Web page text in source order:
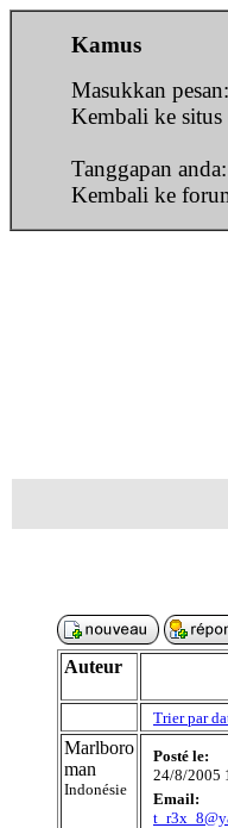
Kamus
Masukkan pesan:
Kembali ke
Tanggapan anda:
Kembali ke
Auteur
Trier par
Marlboro
man
Indonésie
Posté le:
24/8/2005
Email: